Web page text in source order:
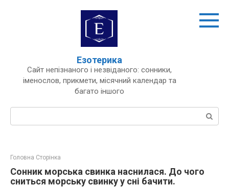
Езотерика
Сайт непізнаного і незвіданого: сонники,
іменослов, прикмети, місячний календар та
багато іншого
Пошук:
Головна Сторінка
Сонник морська свинка наснилася. До чого
сниться морську свинку у сні бачити.